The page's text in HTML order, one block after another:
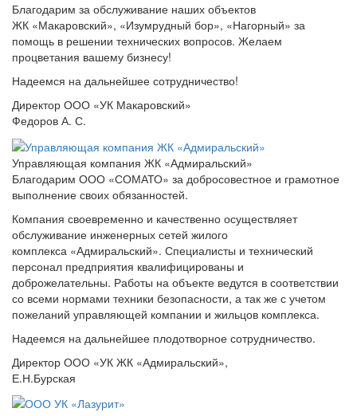
Благодарим за обслуживание наших объектов
ЖК «Макаровский», «Изумрудный бор», «Нагорный» за
помощь в решении технических вопросов. Желаем
процветания вашему бизнесу!
Надеемся на дальнейшее сотрудничество!
Директор ООО «УК Макаровский»
Федоров А. С.
Управляющая компания ЖК «Адмиральский»
Благодарим ООО «СОМАТО» за добросовестное и грамотное
выполнение своих обязанностей.
Компания своевременно и качественно осуществляет
обслуживание инженерных сетей жилого
комплекса «Адмиральский». Специалисты и технический
персонал предприятия квалифицированы и
доброжелательны. Работы на объекте ведутся в соответствии
со всеми нормами техники безопасности, а так же с учетом
пожеланий управляющей компании и жильцов комплекса.
Надеемся на дальнейшее плодотворное сотрудничество.
Директор ООО «УК ЖК «Адмиральский»,
Е.Н.Бурская